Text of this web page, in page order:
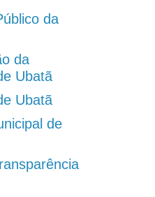
da
da
Ubatã
Ubatã
de